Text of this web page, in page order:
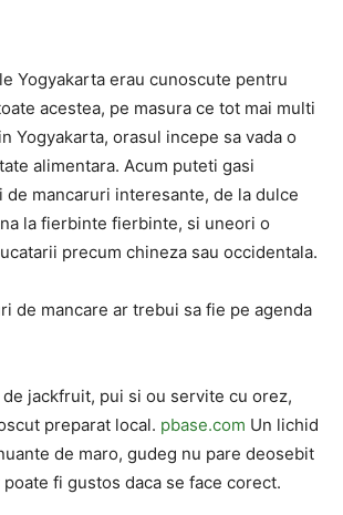
Yogyakarta erau cunoscute pentru
acestea, pe masura ce tot mai multi
Yogyakarta, orasul incepe sa vada o
alimentara. Acum puteti gasi
de mancaruri interesante, de la dulce
la fierbinte fierbinte, si uneori o
precum chineza sau occidentala.
de mancare ar trebui sa fie pe agenda
jackfruit, pui si ou servite cu orez,
preparat local. pbase.com Un lichid
de maro, gudeg nu pare deosebit
fi gustos daca se face corect.